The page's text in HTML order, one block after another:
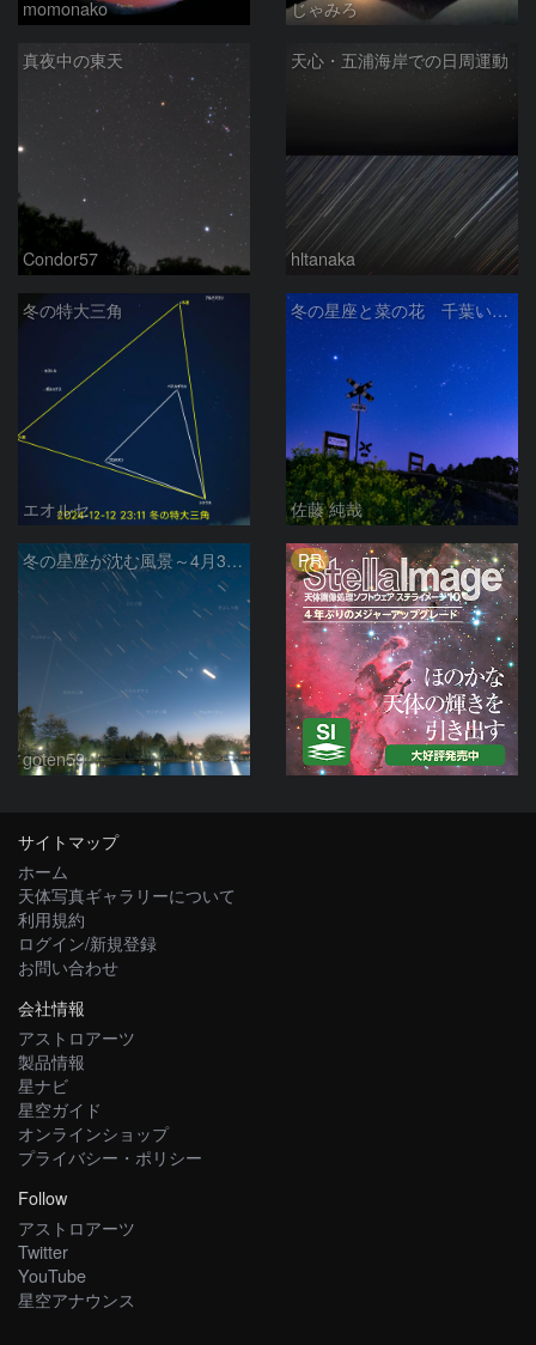
momonako じゃみろ
真夜中の東天
Condor57
天心・五浦海岸での日周運動
hltanaka
冬の特大三角
エオルセ
冬の星座と菜の花 千葉いすみ鉄道 第二五之町踏切で
佐藤 純哉
冬の星座が沈む風景～4月30日の夕暮れ
goten59
PR
サイトマップ
ホーム
天体写真ギャラリーについて
利用規約
ログイン/新規登録
お問い合わせ
会社情報
アストロアーツ
製品情報
星ナビ
星空ガイド
オンラインショップ
プライバシー・ポリシー
Follow
アストロアーツ
Twitter
YouTube
星空アナウンス